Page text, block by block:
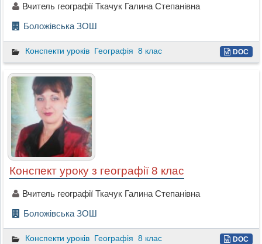
Вчитель географії Ткачук Галина Степанівна
Боложівська ЗОШ
Конспекти уроків Географія 8 клас DOC
Конспект уроку з географії 8 клас
Вчитель географії Ткачук Галина Степанівна
Боложівська ЗОШ
Конспекти уроків Географія 8 клас DOC